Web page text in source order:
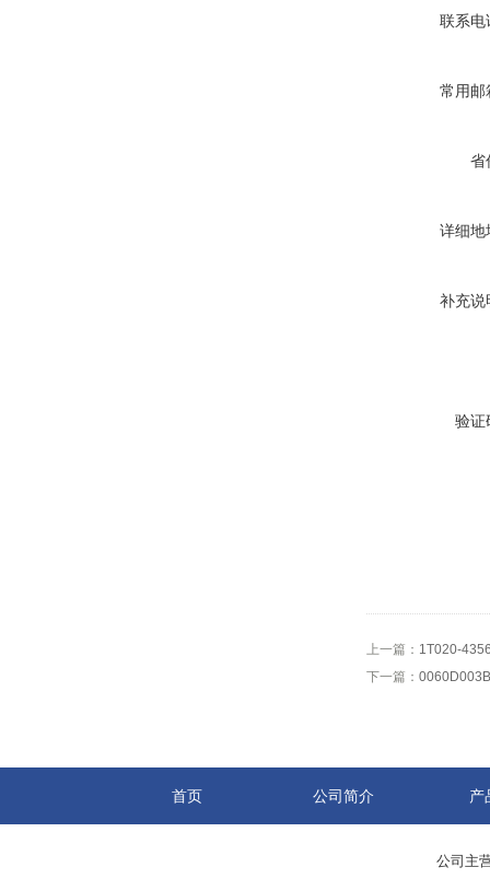
联系电
常用邮
省
详细地
补充说
验证
上一篇： 1T020-
下一篇：
首页 公司简介 产
公司主